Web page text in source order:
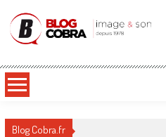
Blog Cobra
Blog Cobra.fr